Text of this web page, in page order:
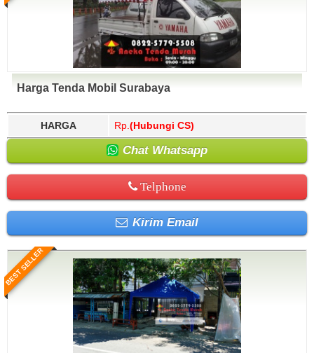
Harga Tenda Mobil Surabaya
HARGA Rp. (Hubungi CS)
Chat Whatsapp
Telphone
Kirim Email
BEST SELLER